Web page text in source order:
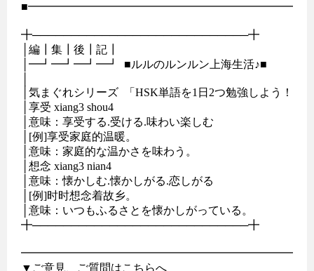
╋────────────────────────────╋
│編┃集┃後┃記┃
│━┛━┛━┛━┛  ■ルルのルンルン上海生活♪■
│気まぐれシリーズ  「HSK単語を1日2つ勉強しよう！」
│享受 xiang3 shou4
│意味：享受する.受ける.味わい楽しむ
│[例]享受家庭的温暖。
│意味：家庭的な温かさを味わう。
│想念 xiang3 nian4
│意味：懐かしむ.懐かしがる.恋しがる
│[例]时时想念着故乡。
│意味：いつもふるさとを懐かしがっている。
╋────────────────────────────╋
▼ご意見、ご質問はこちらへ